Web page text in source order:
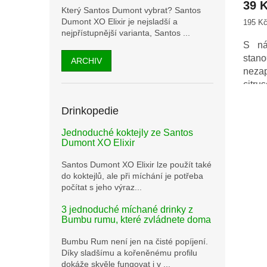
Který Santos Dumont vybrat? Santos
Dumont XO Elixir je nejsladší a
nejpřístupnější varianta, Santos ...
ARCHIV
Drinkopedie
Jednoduché koktejly ze Santos
Dumont XO Elixir
Santos Dumont XO Elixir lze použít také
do koktejlů, ale při míchání je potřeba
počítat s jeho výraz...
3 jednoduché míchané drinky z
Bumbu rumu, které zvládnete doma
Bumbu Rum není jen na čisté popíjení.
Díky sladšímu a kořeněnému profilu
dokáže skvěle fungovat i v ...
je
5,0
5
39
Měrná
195 Kč
S